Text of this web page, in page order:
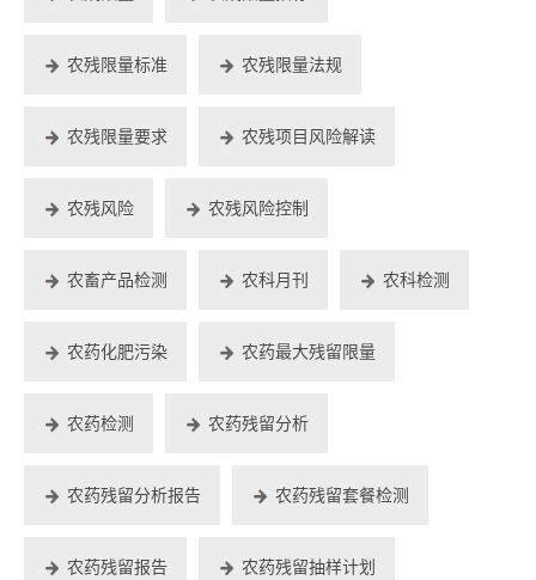
农残限量标准 农残限量法规
农残限量要求 农残项目风险解读
农残风险 农残风险控制
农畜产品检测 农科月刊 农科检测
农药化肥污染 农药最大残留限量
农药检测 农药残留分析
农药残留分析报告 农药残留套餐检测
农药残留报告 农药残留抽样计划